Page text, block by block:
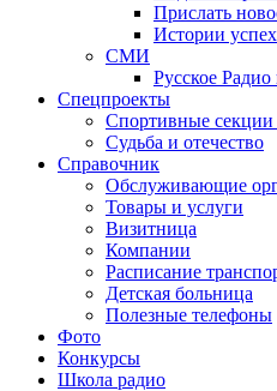
Прислать
Истории
СМИ
Русское
Спецпроекты
Спортивные
Судьба и отечество
Справочник
Обслуживающие
Товары и услуги
Визитница
Компании
Расписание
Детская больница
Полезные телефоны
Фото
Конкурсы
Школа радио